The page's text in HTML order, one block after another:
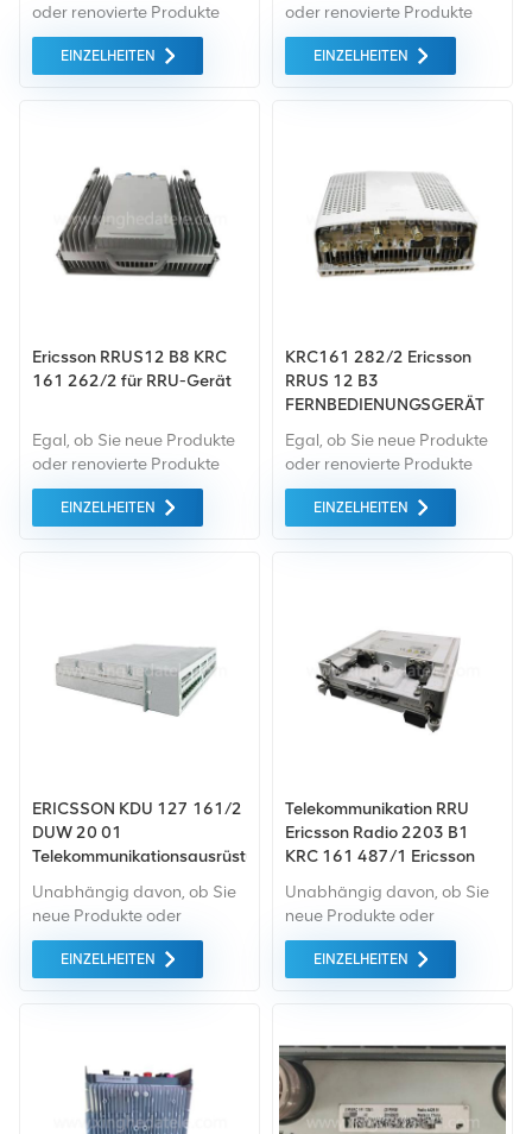
oder renovierte Produkte
benötigen, wir kümmern uns
um alles Garantie als
Green-Market-Geräte der
Preis angeboten.
EINZELHEITEN
oder renovierte Produkte
benötigen, wir kümmern uns
um alles Garantie als
Green-Market-Geräte der
Preis angeboten.
EINZELHEITEN
Ericsson RRUS12 B8 KRC
161 262/2 für RRU-Gerät
Egal, ob Sie neue Produkte
oder renovierte Produkte
benötigen, wir kümmern uns
um alles Garantie als
Green-Market-Geräte der
EINZELHEITEN
KRC161 282/2 Ericsson
RRUS 12 B3
FERNBEDIENUNGSGERÄT
Egal, ob Sie neue Produkte
oder renovierte Produkte
benötigen, wir kümmern uns
um alles Garantie als
Green-Market-Geräte der
Preis angeboten.
EINZELHEITEN
ERICSSON KDU 127 161/2
DUW 20 01
Telekommunikationsausrüstung
Unabhängig davon, ob Sie
neue Produkte oder
renovierte Produkte
benötigen, ist eine
Standard. Wir kaufen nur
und Umweltschutz sind. All
dies wird zum
bestmöglichen Preis
EINZELHEITEN
Telekommunikation RRU
Ericsson Radio 2203 B1
KRC 161 487/1 Ericsson
Unabhängig davon, ob Sie
neue Produkte oder
renovierte Produkte
benötigen, ist eine
Standard. Wir kaufen nur
die von höchster Qualität
und Umweltschutz sind. All
dies wird zum
bestmöglichen Preis
EINZELHEITEN